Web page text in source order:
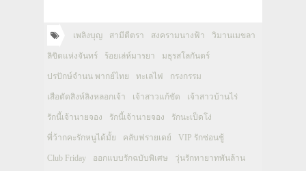
เพลิงบุญ สามีตีตรา สงครามนางฟ้า วิมานเมขลา
ลิขิตแห่งจันทร์ ร้อยเล่ห์มารยา มธุรสโลกันตร์
ปรปักษ์จำนน พากย์ไทย ทะเลไฟ กรงกรรม
เสือตัดสิงห์ลิงหลอกเจ้า เจ้าสาวแก้ขัด เจ้าสาวบ้านไร่
รักนี้เจ้านายจอง รักนี้เจ้านายจอง รักนะเป็ดโง่
พี่ว้ากคะรักหนูได้มั้ย คลับฟรายเดย์ VIP รักซ่อนชู้
Club Friday ออกแบบรักฉบับพิเศษ วุ่นรักทายาทพันล้าน